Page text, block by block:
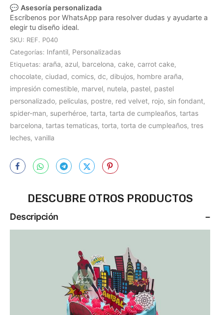
💬 Asesoría personalizada
Escríbenos por WhatsApp para resolver dudas y ayudarte a
elegir tu diseño ideal.
SKU: REF. P040
Categorías: Infantil Personalizadas
Etiquetas: araña azul barcelona cake carrot cake
chocolate ciudad comics dc dibujos hombre araña
impresión comestible marvel nutela pastel pastel
personalizado peliculas postre red velvet rojo sin fondant
spider-man superhéroe tarta tarta de cumpleaños tartas
barcelona tartas tematicas torta torta de cumpleaños tres
leches vanilla
DESCUBRE OTROS PRODUCTOS
Descripción